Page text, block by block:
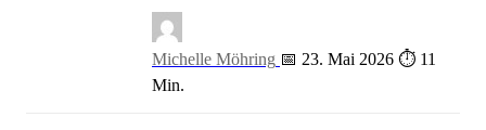
Michelle Möhring 📅 23. Mai 2026 ⏱ 11
Min.